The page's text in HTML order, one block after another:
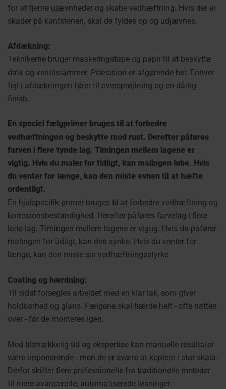
for at fjerne ujævnheder og skabe vedhæftning. Hvis der er
skader på kantstenen, skal de fyldes op og udjævnes.
Afdækning:
Teknikerne bruger maskeringstape og papir til at beskytte
dæk og ventilstammer. Præcision er afgørende her. Enhver
fejl i afdækningen fører til oversprøjtning og en dårlig
finish.
En speciel fælgprimer bruges til at forbedre
vedhæftningen og beskytte mod rust. Derefter påføres
farven i flere tynde lag. Timingen mellem lagene er
vigtig. Hvis du maler for tidligt, kan malingen løbe. Hvis
du venter for længe, kan den miste evnen til at hæfte
ordentligt.
En hjulspecifik primer bruges til at forbedre vedhæftning og
korrosionsbestandighed. Herefter påføres farvelag i flere
lette lag. Timingen mellem lagene er vigtig. Hvis du påfører
malingen for tidligt, kan den synke. Hvis du venter for
længe, kan den miste sin vedhæftningsstyrke.
Coating og hærdning:
Til sidst forsegles arbejdet med en klar lak, som giver
holdbarhed og glans. Fælgene skal hærde helt - ofte natten
over - før de monteres igen.
Med tilstrækkelig tid og ekspertise kan manuelle resultater
være imponerende - men de er svære at kopiere i stor skala.
Derfor skifter flere professionelle fra traditionelle metoder
til mere avancerede, automatiserede løsninger.